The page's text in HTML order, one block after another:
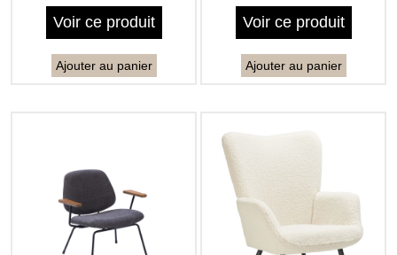
Voir ce produit
Ajouter au panier
Voir ce produit
Ajouter au panier